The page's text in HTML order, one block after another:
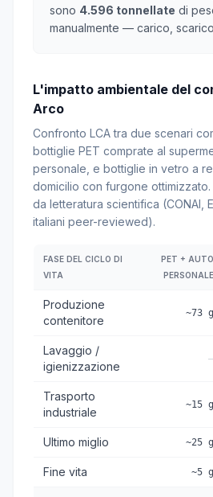
sono 4.596 tonnellate di
manualmente — carico,
L'impatto ambientale del
Arco
Confronto LCA tra due scenari
bottiglie PET comprate al
personale, e bottiglie in vetro a
domicilio con furgone
da letteratura scientifica (CONAI,
italiani peer-reviewed).
FASE DEL CICLO DI
VITA
PET + AUTO
PERSONALE
Produzione
contenitore
~73 g
Lavaggio /
igienizzazione
—
Trasporto
industriale
~15 g
Ultimo miglio ~25 g
Fine vita ~5 g